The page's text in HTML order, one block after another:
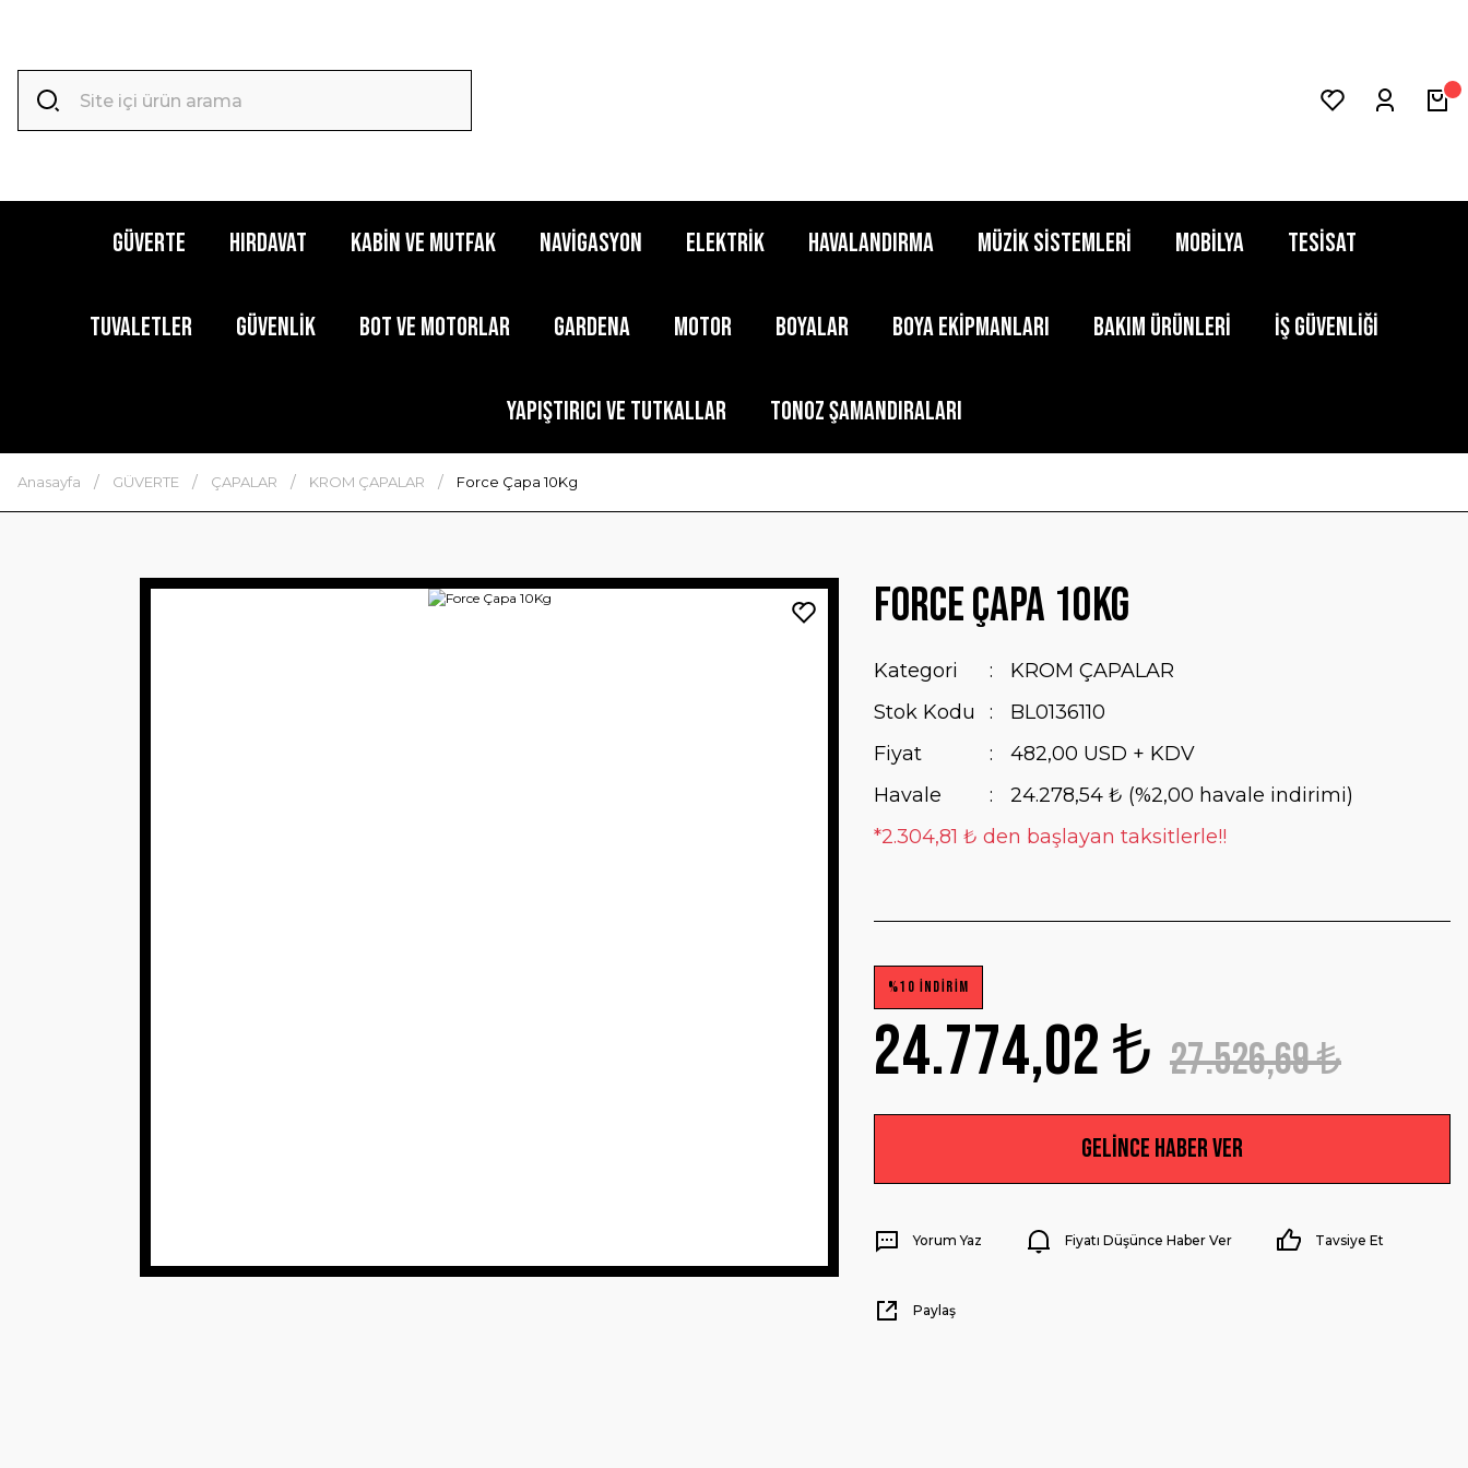
GÜVERTE HIRDAVAT KABİN ve MUTFAK NAVİGASYON ELEKTRİK HAVALANDIRMA MÜZİK SİSTEMLERİ MOBİLYA TESİSAT
TUVALETLER GÜVENLİK BOT ve MOTORLAR GARDENA MOTOR BOYALAR BOYA EKİPMANLARI BAKIM ÜRÜNLERİ İŞ GÜVENLİĞİ
YAPIŞTIRICI ve TUTKALLAR TONOZ ŞAMANDIRALARI
Anasayfa GÜVERTE ÇAPALAR KROM ÇAPALAR Force Çapa 10Kg
Force Çapa 10Kg
Kategori
KROM ÇAPALAR
Stok Kodu
BL0136110
Fiyat
482,00 USD + KDV
Havale
24.278,54 ₺ (%2,00 havale indirimi)
*2.304,81 ₺ den başlayan taksitlerle!!
%10 İNDİRİM
24.774,02 ₺ 27.526,69 ₺
Gelince Haber Ver
Yorum Yaz Fiyatı Düşünce Haber Ver Tavsiye Et
Paylaş